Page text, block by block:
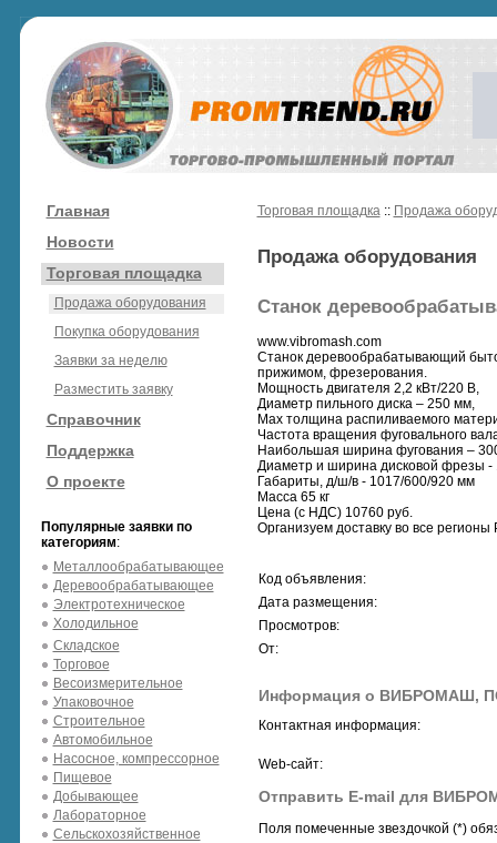
Главная
Новости
Торговая площадка
Продажа оборудования
Покупка оборудования
Заявки за неделю
Разместить заявку
Справочник
Поддержка
О проекте
Популярные заявки по
категориям:
Металлообрабатывающее
Деревообрабатывающее
Электротехническое
Холодильное
Складское
Торговое
Весоизмерительное
Упаковочное
Строительное
Автомобильное
Насосное, компрессорное
Пищевое
Добывающее
Лабораторное
Сельскохозяйственное
Торговая площадка:: Продажа
Продажа оборудования
Станок
www.vibromash.com
Станок деревообрабатывающий
прижимом, фрезерования.
Мощность двигателя 2,2 кВт/220 В,
Диаметр пильного диска – 250 мм,
Мах толщина распиливаемого
Частота вращения фуговального
Наибольшая ширина фугования –
Диаметр и ширина дисковой фрезы -
Габариты, д/ш/в - 1017/600/920 мм
Масса 65 кг
Цена (с НДС) 10760 руб.
Организуем доставку во все регионы
Код объявления:
Дата размещения:
Просмотров:
От:
Информация о ВИБРОМАШ,
Контактная информация:
Web-сайт:
Отправить E-mail для
Поля помеченные звездочкой (*)